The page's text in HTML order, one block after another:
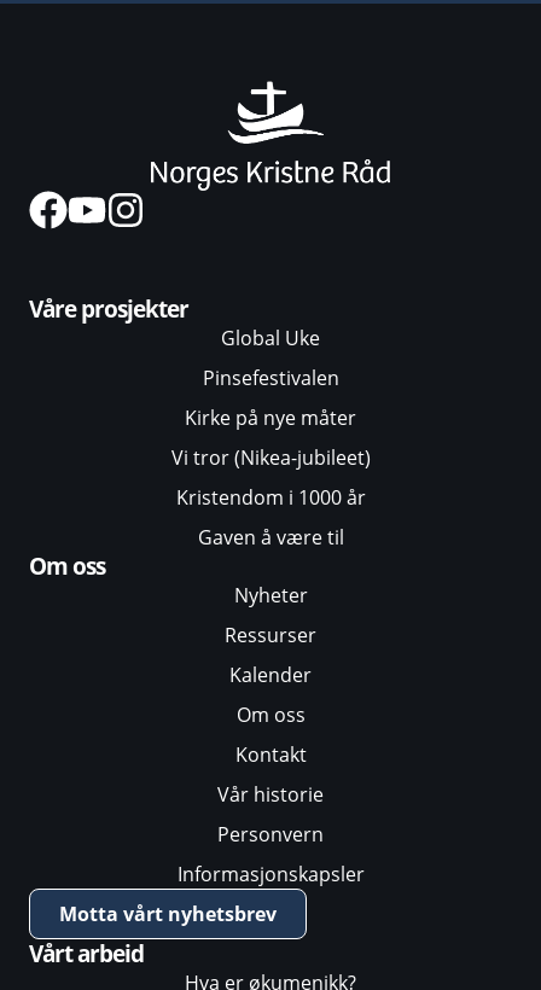
Våre prosjekter
Global Uke
Pinsefestivalen
Kirke på nye måter
Vi tror (Nikea-jubileet)
Kristendom i 1000 år
Gaven å være til
Om oss
Nyheter
Ressurser
Kalender
Om oss
Kontakt
Vår historie
Personvern
Informasjonskapsler
Motta vårt nyhetsbrev
Vårt arbeid
Hva er økumenikk?